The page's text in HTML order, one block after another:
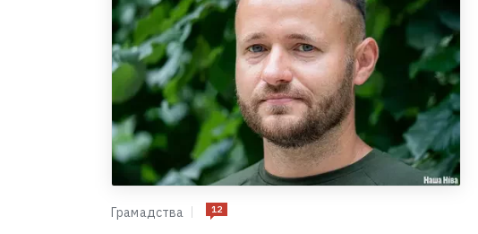
Грамадства 12